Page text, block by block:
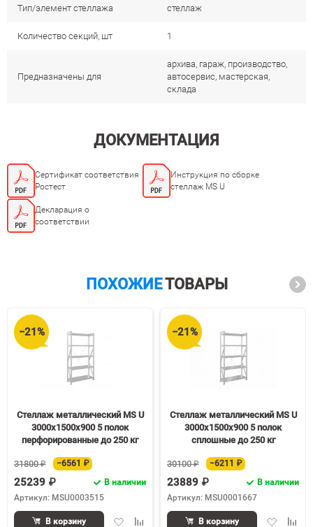
Тип/элемент стеллажа стеллаж
Количество секций, шт 1
Предназначены для
архива, гараж, производство,
автосервис, мастерская,
склада
ДОКУМЕНТАЦИЯ
Сертификат соответствия
Ростест
Инструкция по сборке
стеллаж MS U
Декларация о
соответствии
ПОХОЖИЕТОВАРЫ
−21%
Стеллаж металлический MS U
3000х1500х900 5 полок
перфорированные до 250 кг
31800 ₽ −6561 ₽
25239 ₽
В наличии
Артикул: MSU0003515
ДобавитьДобавить
В корзину
−21%
Стеллаж металлический MS U
3000х1500х900 5 полок
сплошные до 250 кг
30100 ₽ −6211 ₽
23889 ₽
В наличии
Артикул: MSU0001667
Добавить
В корзину